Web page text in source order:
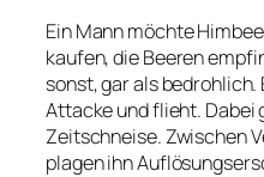
Ein Mann möchte
kaufen, die Beeren
sonst, gar als
Attacke und flieht. Dabei
Zeitschneise. Zwischen
plagen ihn